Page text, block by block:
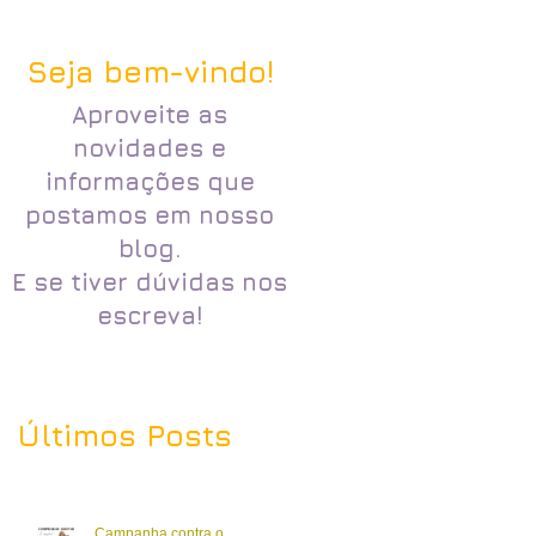
Seja bem-vindo!
Aproveite as
novidades e
informações que
postamos em nosso
blog.
E se tiver dúvidas nos
escreva!
Últimos Posts